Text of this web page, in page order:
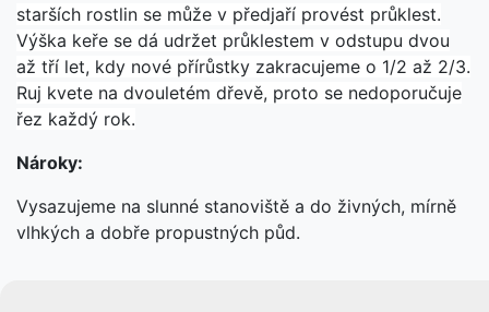
starších rostlin se může v předjaří provést průklest.
Výška keře se dá udržet průklestem v odstupu dvou
až tří let, kdy nové přírůstky zakracujeme o 1/2 až 2/3.
Ruj kvete na dvouletém dřevě, proto se nedoporučuje
řez každý rok.
Nároky:
Vysazujeme na slunné stanoviště a do živných, mírně
vlhkých a dobře propustných půd.